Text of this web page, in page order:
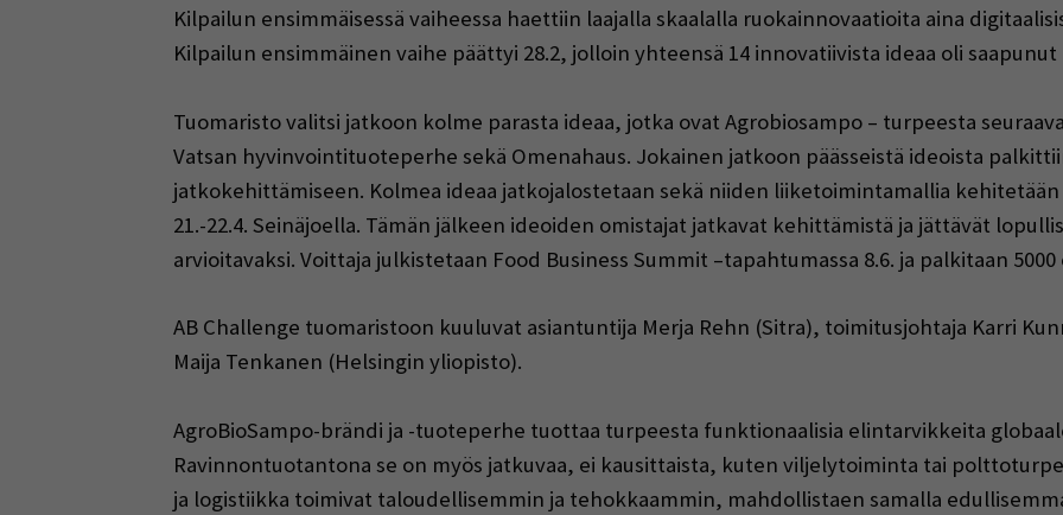
Kilpailun ensimmäisessä vaiheessa haettiin laajalla skaalalla ruokainnovaatioita aina
Kilpailun ensimmäinen vaihe päättyi 28.2, jolloin yhteensä 14 innovatiivista ideaa oli
Tuomaristo valitsi jatkoon kolme parasta ideaa, jotka ovat Agrobiosampo – turpeesta
Vatsan hyvinvointituoteperhe sekä Omenahaus. Jokainen jatkoon päässeistä ideoista
jatkokehittämiseen. Kolmea ideaa jatkojalostetaan sekä niiden liiketoimintamallia kehitetään
21.-22.4. Seinäjoella. Tämän jälkeen ideoiden omistajat jatkavat kehittämistä ja jättävät
arvioitavaksi. Voittaja julkistetaan Food Business Summit –tapahtumassa 8.6. ja palkitaan 5000
AB Challenge tuomaristoon kuuluvat asiantuntija Merja Rehn (Sitra), toimitusjohtaja Karri
Maija Tenkanen (Helsingin yliopisto).
AgroBioSampo-brändi ja -tuoteperhe tuottaa turpeesta funktionaalisia elintarvikkeita
Ravinnontuotantona se on myös jatkuvaa, ei kausittaista, kuten viljelytoiminta tai
ja logistiikka toimivat taloudellisemmin ja tehokkaammin, mahdollistaen samalla